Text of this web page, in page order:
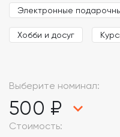
Электронные
Хобби и досуг
Выберите номинал:
500 ₽
Стоимость: